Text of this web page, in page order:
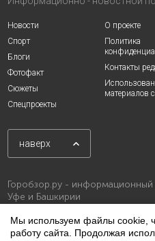
Новости
Спорт
Блоги
Фотофакт
Сюжеты
Спецпроекты
О проекте
Политика
Контакты
материалов
наверх
Горобзор.ру - информационный
Уфе и Башкирии
Мы используем файлы cookie,
работу сайта. Продолжая